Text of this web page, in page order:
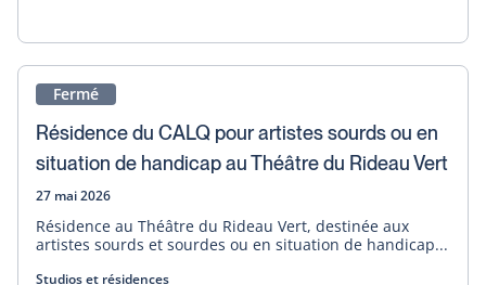
Fermé
Résidence du CALQ pour artistes sourds ou en
situation de handicap au Théâtre du Rideau Vert
27 mai 2026
Résidence au Théâtre du Rideau Vert, destinée aux
artistes sourds et sourdes ou en situation de handicap...
Studios et résidences